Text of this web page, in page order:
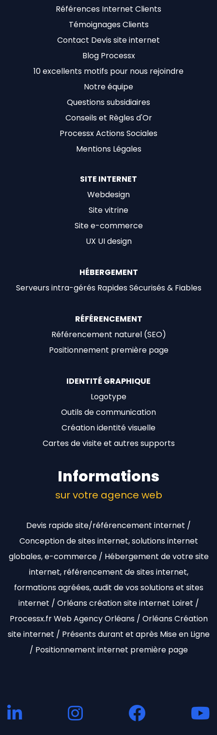
Références Internet Clients
Témoignages Clients
Contact Devis site internet
Blog Processx
10 excellents motifs pour nous rejoindre
Notre équipe
Questions subsidiaires
Conseils et Règles d'Or
Processx Actions Sociales
Mentions Légales
SITE INTERNET
Webdesign
Site vitrine
Site e-commerce
UX UI design
HÉBERGEMENT
Serveurs intra-gérés Rapides Sécurisés & Fiables
RÉFÉRENCEMENT
Référencement naturel (SEO)
Positionnement première page
IDENTITÉ GRAPHIQUE
Logotype
Outils de communication
Création identité visuelle
Cartes de visite et autres supports
Informations
sur votre agence web
Devis rapide site/référencement internet /
Conception de sites internet, solutions internet
globales, e-commerce / Hébergement de votre site
internet, référencement de sites internet,
formations agréées, audit de vos solutions et sites
internet / Orléans création site internet Loiret /
Processx.fr Web Agency Orléans / Orléans Création
site internet / Présents durant et après Mise en Ligne
/ Positionnement internet première page